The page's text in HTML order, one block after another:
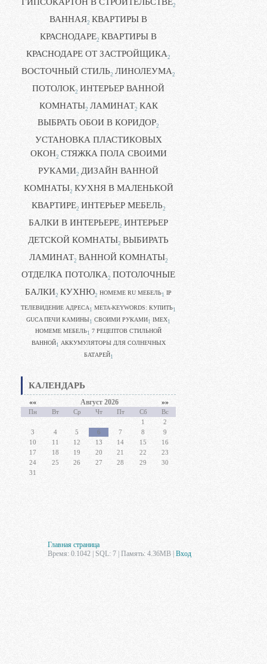
2
ВАННАЯ2 КВАРТИРЫ В
КРАСНОДАРЕ2 КВАРТИРЫ В
КРАСНОДАРЕ ОТ ЗАСТРОЙЩИКА2
ВОСТОЧНЫЙ СТИЛЬ2 ЛИНОЛЕУМА2
ПОТОЛОК2 ИНТЕРЬЕР ВАННОЙ
КОМНАТЫ2 ЛАМИНАТ2 КАК
ВЫБРАТЬ ОБОИ В КОРИДОР2
УСТАНОВКА ПЛАСТИКОВЫХ
ОКОН2 СТЯЖКА ПОЛА СВОИМИ
РУКАМИ2 ДИЗАЙН ВАННОЙ
КОМНАТЫ2 КУХНЯ В МАЛЕНЬКОЙ
КВАРТИРЕ2 ИНТЕРЬЕР МЕБЕЛЬ2
БАЛКИ В ИНТЕРЬЕРЕ2 ИНТЕРЬЕР
ДЕТСКОЙ КОМНАТЫ2 ВЫБИРАТЬ
ЛАМИНАТ2 ВАННОЙ КОМНАТЫ2
ОТДЕЛКА ПОТОЛКА2 ПОТОЛОЧНЫЕ
БАЛКИ2 КУХНЮ2 HOMEME RU МЕБЕЛЬ1 IP
ТЕЛЕВИДЕНИЕ АДРЕСА 1 META-KEYWORDS: КУПИТЬ1
GUCA ПЕЧИ КАМИНЫ1 CВОИМИ РУКАМИ1 IMEX1
HOMEME МЕБЕЛЬ1 7 РЕЦЕПТОВ СТИЛЬНОЙ
ВАННОЙ1 АККУМУЛЯТОРЫ ДЛЯ СОЛНЕЧНЫХ
БАТАРЕЙ1
КАЛЕНДАРЬ
«« Август 2026 »»
Пн Вт Ср Чт Пт Сб
Вс
1
2
3
4 5 6 7 8
9
10
11 12 13 14 15
16
17
18 19 20 21 22
23
24
25 26 27 28 29
30
31
Главная страница
Время: 0.1042 | SQL: 7 | Память: 4.36MB Вход